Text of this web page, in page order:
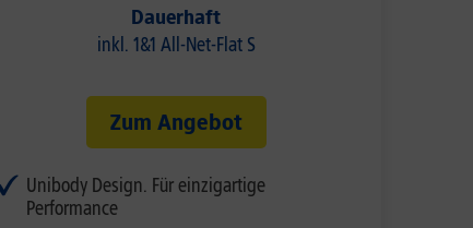
Dauerhaft
inkl. 1&1 All-Net-Flat S
Zum Angebot
Unibody Design. Für einzigartige
Performance